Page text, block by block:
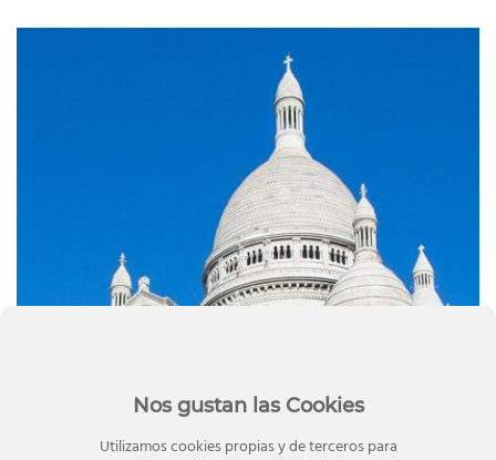
Nos gustan las Cookies
Utilizamos cookies propias y de terceros para